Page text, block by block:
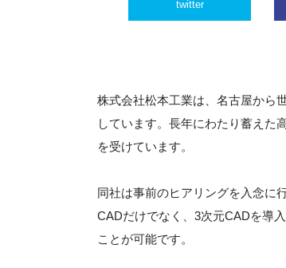
twitter
株式会社松本工業は、名古屋から
しています。長年にわたり蓄えた
を受けています。
同社は事前のヒアリングを入念に
CADだけでなく、3次元CADを導
ことが可能です。